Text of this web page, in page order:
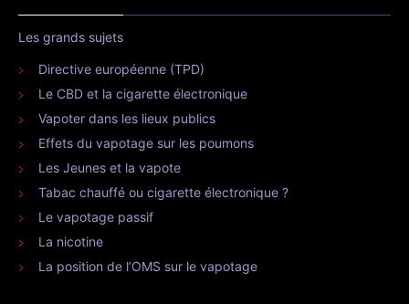
Les grands sujets
Directive européenne (TPD)
Le CBD et la cigarette électronique
Vapoter dans les lieux publics
Effets du vapotage sur les poumons
Les Jeunes et la vapote
Tabac chauffé ou cigarette électronique ?
Le vapotage passif
La nicotine
La position de l’OMS sur le vapotage